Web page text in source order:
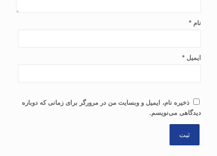
نام *
ایمیل *
ذخیره نام، ایمیل و وبسایت من در مرورگر برای زمانی که دوباره
دیدگاهی می‌نویسم.